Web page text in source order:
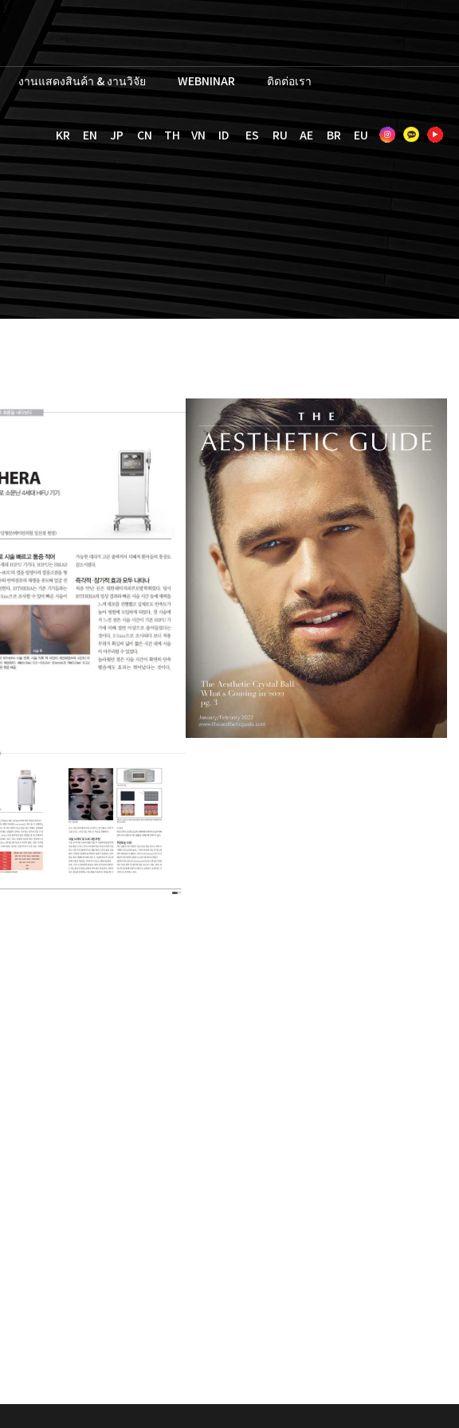
งานแสดงสินค้า & งานวิจัย WEBNINAR ติดต่อเรา
KR EN JP CN TH VN ID ES RU AE BR EU